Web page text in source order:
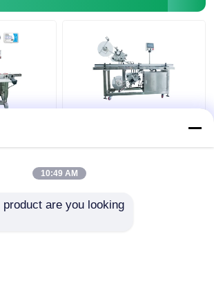
Çanta
/
415V LCD Dokunmatik
Etiketleme Makinesi
10:49 AM
product are you looking